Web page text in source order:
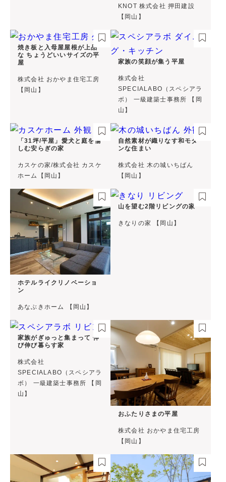
KNOT 株式会社 押田建設
【岡山】
焼き板と入母屋屋根が上品
な ちょうどいいサイズの平
屋
株式会社 おかやま住宅工房
【岡山】
家族の笑顔が集う平屋
株式会社
SPECIALABO（スペシアラ
ボ） 一級建築士事務所 【岡
山】
「31坪/平屋」愛犬と庭を愉
しむ安らぎの家
カスケの家/株式会社 カスケ
ホーム【岡山】
自然素材が織りなす和モダ
ンな住まい
株式会社 木の城いちばん
【岡山】
ホテルライクリノベーショ
ン
あなぶきホーム 【岡山】
山を望む2階リビングの家
きなりの家 【岡山】
家族がぎゅっと集まって 伸
び伸び暮らす家
株式会社
SPECIALABO（スペシアラ
ボ） 一級建築士事務所 【岡
山】
おふたりさまの平屋
株式会社 おかやま住宅工房
【岡山】